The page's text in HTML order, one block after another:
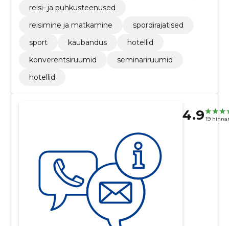
reisi- ja puhkusteenused
reisimine ja matkamine
spordirajatised
sport
kaubandus
hotellid
konverentsiruumid
seminariruumid
hotellid
4.9 19